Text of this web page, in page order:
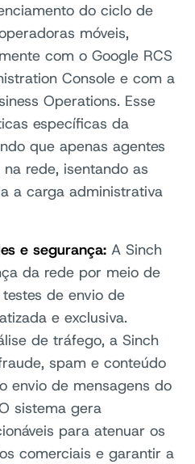
do ciclo de
móveis,
com o Google RCS
Console e com a
Operations. Esse
específicas da
que apenas agentes
rede, isentando as
a carga administrativa
e segurança: A Sinch
da rede por meio de
de envio de
e exclusiva.
de tráfego, a Sinch
spam e conteúdo
envio de mensagens do
sistema gera
para atenuar os
comerciais e garantir a